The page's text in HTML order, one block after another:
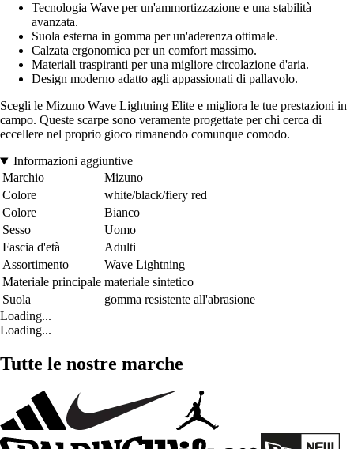
Tecnologia Wave per un'ammortizzazione e una stabilità
avanzata.
Suola esterna in gomma per un'aderenza ottimale.
Calzata ergonomica per un comfort massimo.
Materiali traspiranti per una migliore circolazione d'aria.
Design moderno adatto agli appassionati di pallavolo.
Scegli le Mizuno Wave Lightning Elite e migliora le tue prestazioni in
campo. Queste scarpe sono veramente progettate per chi cerca di
eccellere nel proprio gioco rimanendo comunque comodo.
Informazioni aggiuntive
Marchio
Mizuno
Colore
white/black/fiery red
Colore
Bianco
Sesso
Uomo
Fascia d'età
Adulti
Assortimento
Wave Lightning
Materiale principale materiale sintetico
Suola
gomma resistente all'abrasione
Loading...
Loading...
Tutte le nostre marche